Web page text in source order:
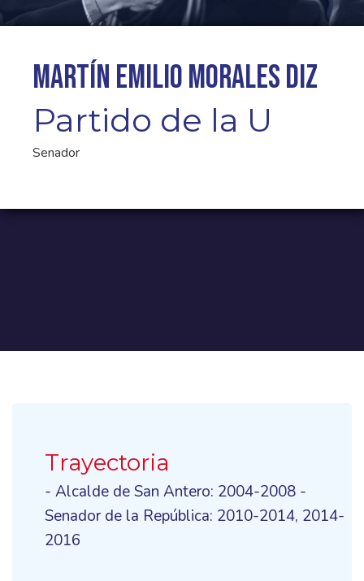
Martín Emilio Morales Diz
Partido de la U
Senador
Trayectoria
- Alcalde de San Antero: 2004-2008 -
Senador de la República: 2010-2014, 2014-
2016